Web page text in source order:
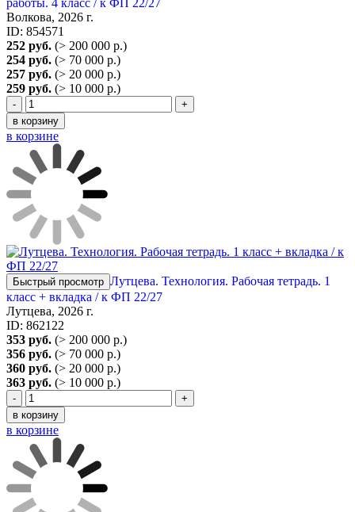
работы. 4 класс / к ФП 22/27
Волкова, 2026 г.
ID: 854571
252 руб. (> 200 000 р.)
254 руб. (> 70 000 р.)
257 руб. (> 20 000 р.)
259 руб. (> 10 000 р.)
-
+
в корзину
в корзине
Быстрый просмотр Лутцева. Технология. Рабочая тетрадь. 1
класс + вкладка / к ФП 22/27
Лутцева, 2026 г.
ID: 862122
353 руб. (> 200 000 р.)
356 руб. (> 70 000 р.)
360 руб. (> 20 000 р.)
363 руб. (> 10 000 р.)
-
+
в корзину
в корзине